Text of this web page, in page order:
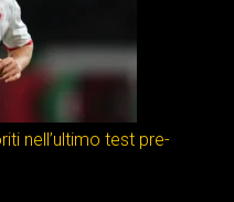
nell’ultimo test pre-